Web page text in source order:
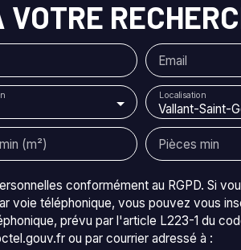
Email
Localisation
(m²) Pièces min
conformément au RGPD. Si
voie téléphonique, vous pouvez vous
prévu par l'article L223-1 du
ou par courrier adressé à :